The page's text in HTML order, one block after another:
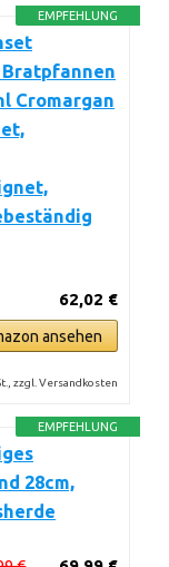
EMPFEHLUNG
Cromargan
62,02 €
ansehen
zzgl. Versandkosten
EMPFEHLUNG
28cm,